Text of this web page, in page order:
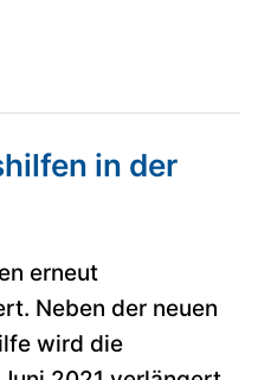
in der
erneut
Neben der neuen
wird die